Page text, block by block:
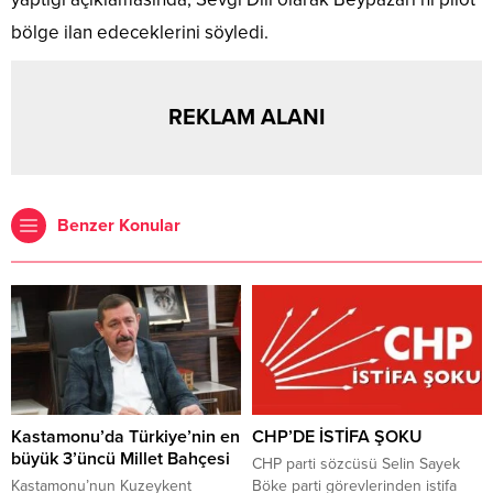
bölge ilan edeceklerini söyledi.
REKLAM ALANI
Benzer Konular
Kastamonu’da Türkiye’nin en
büyük 3’üncü Millet Bahçesi
Kastamonu’nun Kuzeykent
CHP’DE İSTİFA ŞOKU
CHP parti sözcüsü Selin Sayek
Böke parti görevlerinden istifa